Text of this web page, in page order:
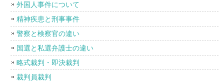
外国人事件について
精神疾患と刑事事件
警察と検察官の違い
国選と私選弁護士の違い
略式裁判・即決裁判
裁判員裁判